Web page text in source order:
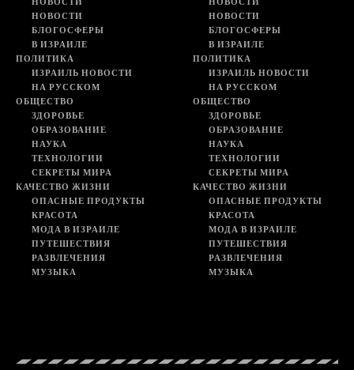
НОВОСТИ
БЛОГОСФЕРЫ
В ИЗРАИЛЕ
ПОЛИТИКА
ИЗРАИЛЬ НОВОСТИ
НА РУССКОМ
ОБЩЕСТВО
ЗДОРОВЬЕ
ОБРАЗОВАНИЕ
НАУКА
ТЕХНОЛОГИИ
СЕКРЕТЫ МИРА
КАЧЕСТВО ЖИЗНИ
ОПАСНЫЕ ПРОДУКТЫ
КРАСОТА
МОДА В ИЗРАИЛЕ
ПУТЕШЕСТВИЯ
РАЗВЛЕЧЕНИЯ
МУЗЫКА
НОВОСТИ
БЛОГОСФЕРЫ
В ИЗРАИЛЕ
ПОЛИТИКА
ИЗРАИЛЬ НОВОСТИ
НА РУССКОМ
ОБЩЕСТВО
ЗДОРОВЬЕ
ОБРАЗОВАНИЕ
НАУКА
ТЕХНОЛОГИИ
СЕКРЕТЫ МИРА
КАЧЕСТВО ЖИЗНИ
ОПАСНЫЕ ПРОДУКТЫ
КРАСОТА
МОДА В ИЗРАИЛЕ
ПУТЕШЕСТВИЯ
РАЗВЛЕЧЕНИЯ
МУЗЫКА